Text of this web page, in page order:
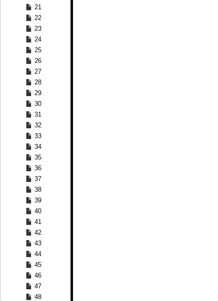
21
22
23
24
25
26
27
28
29
30
31
32
33
34
35
36
37
38
39
40
41
42
43
44
45
46
47
48